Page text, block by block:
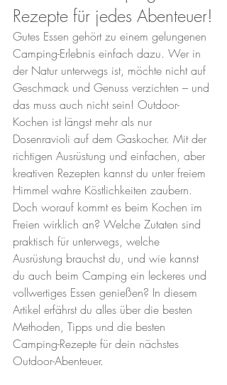
Rezepte für jedes Abenteuer!
Gutes Essen gehört zu einem gelungenen
Camping-Erlebnis einfach dazu. Wer in
der Natur unterwegs ist, möchte nicht auf
Geschmack und Genuss verzichten – und
das muss auch nicht sein! Outdoor-
Kochen ist längst mehr als nur
Dosenravioli auf dem Gaskocher. Mit der
richtigen Ausrüstung und einfachen, aber
kreativen Rezepten kannst du unter freiem
Himmel wahre Köstlichkeiten zaubern.
Doch worauf kommt es beim Kochen im
Freien wirklich an? Welche Zutaten sind
praktisch für unterwegs, welche
Ausrüstung brauchst du, und wie kannst
du auch beim Camping ein leckeres und
vollwertiges Essen genießen? In diesem
Artikel erfährst du alles über die besten
Methoden, Tipps und die besten
Camping-Rezepte für dein nächstes
Outdoor-Abenteuer.